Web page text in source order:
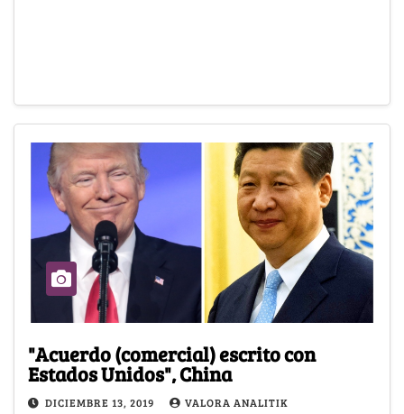
"Acuerdo (comercial) escrito con
Estados Unidos", China
DICIEMBRE 13, 2019 VALORA ANALITIK